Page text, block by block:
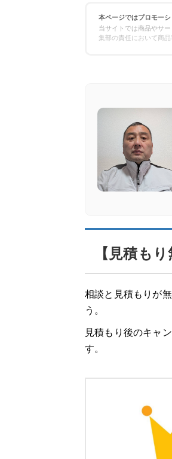
本ページではプロモー
当サイトでは商品やサ
集部の責任において商
【見積も
相談と見積もりが
う。
見積もり後のキャ
す。